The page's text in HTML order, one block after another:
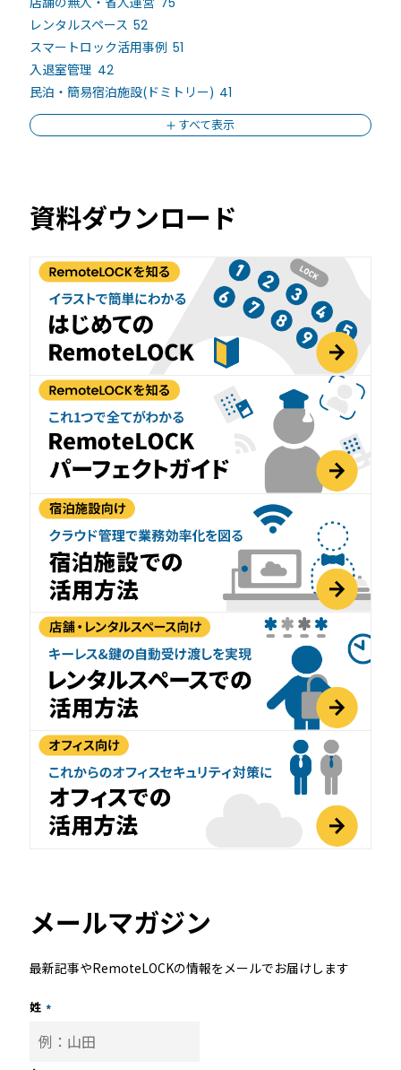
レンタルスペース 52
スマートロック活用事例 51
入退室管理 42
民泊・簡易宿泊施設(ドミトリー) 41
すべて表示
資料ダウンロード
メールマガジン
最新記事やRemoteLOCKの情報をメールでお届けします
姓 *